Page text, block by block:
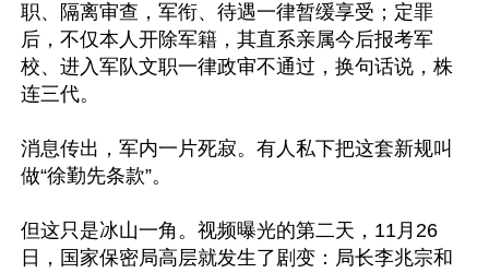
职、隔离审查，军衔、待遇一律暂缓享受；定罪
后，不仅本人开除军籍，其直系亲属今后报考军
校、进入军队文职一律政审不通过，换句话说，株
连三代。
消息传出，军内一片死寂。有人私下把这套新规叫
做“徐勤先条款”。
但这只是冰山一角。视频曝光的第二天，11月26
日，国家保密局高层就发生了剧变：局长李兆宗和